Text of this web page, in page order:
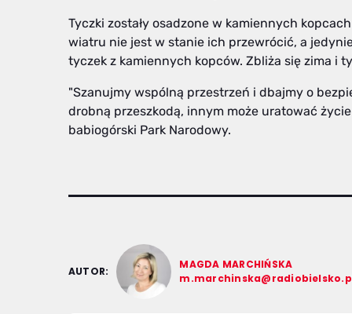
Tyczki zostały osadzone w kamiennych
wiatru nie jest w stanie ich przewrócić, a
tyczek z kamiennych kopców. Zbliża się zima i
"Szanujmy wspólną przestrzeń i dbajmy o
drobną przeszkodą, innym może uratować
babiogórski Park Narodowy.
AUTOR:
MAGDA MARCHIŃSKA